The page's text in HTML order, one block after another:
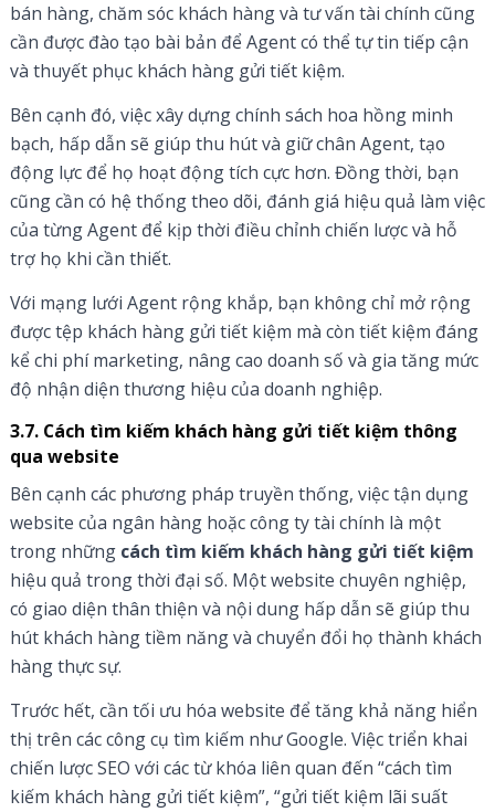
bán hàng, chăm sóc khách hàng và tư vấn tài chính cũng
cần được đào tạo bài bản để Agent có thể tự tin tiếp cận
và thuyết phục khách hàng gửi tiết kiệm.
Bên cạnh đó, việc xây dựng chính sách hoa hồng minh
bạch, hấp dẫn sẽ giúp thu hút và giữ chân Agent, tạo
động lực để họ hoạt động tích cực hơn. Đồng thời, bạn
cũng cần có hệ thống theo dõi, đánh giá hiệu quả làm việc
của từng Agent để kịp thời điều chỉnh chiến lược và hỗ
trợ họ khi cần thiết.
Với mạng lưới Agent rộng khắp, bạn không chỉ mở rộng
được tệp khách hàng gửi tiết kiệm mà còn tiết kiệm đáng
kể chi phí marketing, nâng cao doanh số và gia tăng mức
độ nhận diện thương hiệu của doanh nghiệp.
3.7. Cách tìm kiếm khách hàng gửi tiết kiệm thông
qua website
Bên cạnh các phương pháp truyền thống, việc tận dụng
website của ngân hàng hoặc công ty tài chính là một
trong những cách tìm kiếm khách hàng gửi tiết kiệm
hiệu quả trong thời đại số. Một website chuyên nghiệp,
có giao diện thân thiện và nội dung hấp dẫn sẽ giúp thu
hút khách hàng tiềm năng và chuyển đổi họ thành khách
hàng thực sự.
Trước hết, cần tối ưu hóa website để tăng khả năng hiển
thị trên các công cụ tìm kiếm như Google. Việc triển khai
chiến lược SEO với các từ khóa liên quan đến “cách tìm
kiếm khách hàng gửi tiết kiệm”, “gửi tiết kiệm lãi suất